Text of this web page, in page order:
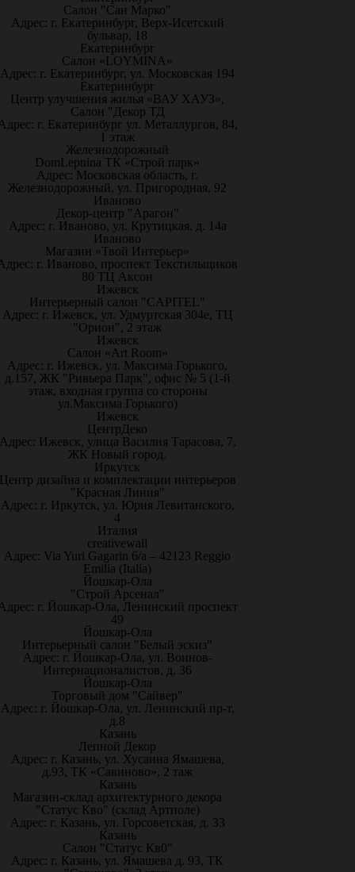
Салон "Сан Марко"
Адрес: г. Екатеринбург, Верх-Исетский
бульвар, 18
Екатеринбург
Салон «LOYMINA»
Адрес: г. Екатеринбург, ул. Московская 194
Екатеринбург
Центр улучшения жилья «ВАУ ХАУЗ»,
Салон "Декор ТД
г. Екатеринбург ул. Металлургов, 84,
1 этаж
Железнодорожный
DomLepnina ТК «Строй парк»
Адрес: Московская область, г.
Железнодорожный, ул. Пригородная, 92
Иваново
Декор-центр "Арагон"
Адрес: г. Иваново, ул. Крутицкая, д. 14а
Иваново
Магазин «Твой Интерьер»
г. Иваново, проспект Текстильщиков
80 ТЦ Аксон
Ижевск
Интерьерный салон "CAPITEL"
Адрес: г. Ижевск, ул. Удмуртская 304е, ТЦ
"Орион", 2 этаж
Ижевск
Салон «Art Room»
Адрес: г. Ижевск, ул. Максима Горького,
д.157, ЖК "Ривьера Парк", офис № 5 (1-й
этаж, входная группа со стороны
ул.Максима Горького)
Ижевск
ЦентрДеко
Ижевск, улица Василия Тарасова, 7,
ЖК Новый город.
Иркутск
дизайна и комплектации интерьеров
"Красная Линия"
Адрес: г. Иркутск, ул. Юрия Левитанского,
4
Италия
creativewall
Адрес: Via Yuri Gagarin 6/a – 42123 Reggio
Emilia (Italia)
Йошкар-Ола
"Строй Арсенал"
г. Йошкар-Ола, Ленинский проспект
49
Йошкар-Ола
Интерьерный салон "Белый эскиз"
Адрес: г. Йошкар-Ола, ул. Воинов-
Интернационалистов, д. 36
Йошкар-Ола
Торговый дом "Сайвер"
Адрес: г. Йошкар-Ола, ул. Ленинский пр-т,
д.8
Казань
Лепной Декор
Адрес: г. Казань, ул. Хусаина Ямашева,
д.93, ТК «Савиново», 2 таж
Казань
Магазин-склад архитектурного декора
"Статус Кво" (склад Артполе)
Адрес: г. Казань, ул. Горсоветская, д. 33
Казань
Салон "Статус Кв0"
Адрес: г. Казань, ул. Ямашева д. 93, ТК